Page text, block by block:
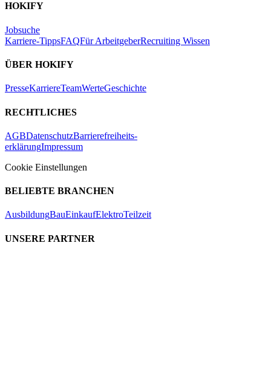
HOKIFY
Jobsuche
Karriere-TippsFAQFür ArbeitgeberRecruiting Wissen
ÜBER HOKIFY
PresseKarriereTeamWerteGeschichte
RECHTLICHES
AGBDatenschutzBarrierefreiheits-
erklärungImpressum
Cookie Einstellungen
BELIEBTE BRANCHEN
AusbildungBauEinkaufElektroTeilzeit
UNSERE PARTNER